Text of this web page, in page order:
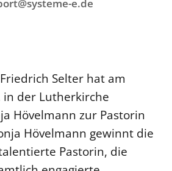
e.de
Selter hat am
in der Lutherkirche
Hövelmann zur Pastorin
Hövelmann gewinnt die
Pastorin, die
Landeskirchenamts
Gewalt